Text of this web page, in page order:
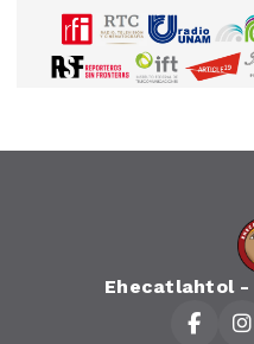
Ehecatlahtol -